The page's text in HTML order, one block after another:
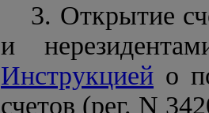
3. Открытие
и
Инструкцией о
счетов (рег. N